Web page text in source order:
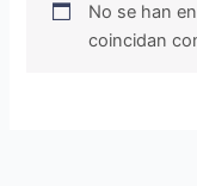
No se han
coincidan